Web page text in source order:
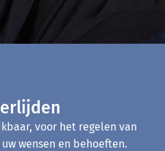
voor het regelen van
wensen en behoeften.